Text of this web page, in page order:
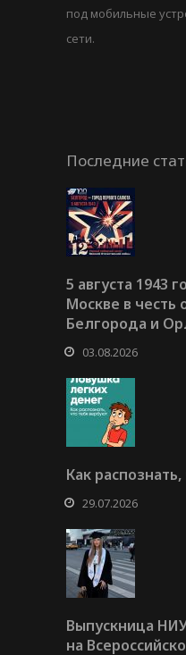
под мобильные
сети.
Последние
5 августа 1943
Москве в честь
Белгорода и
03.08.2026
Как
29.07.2026
Выпускница
на